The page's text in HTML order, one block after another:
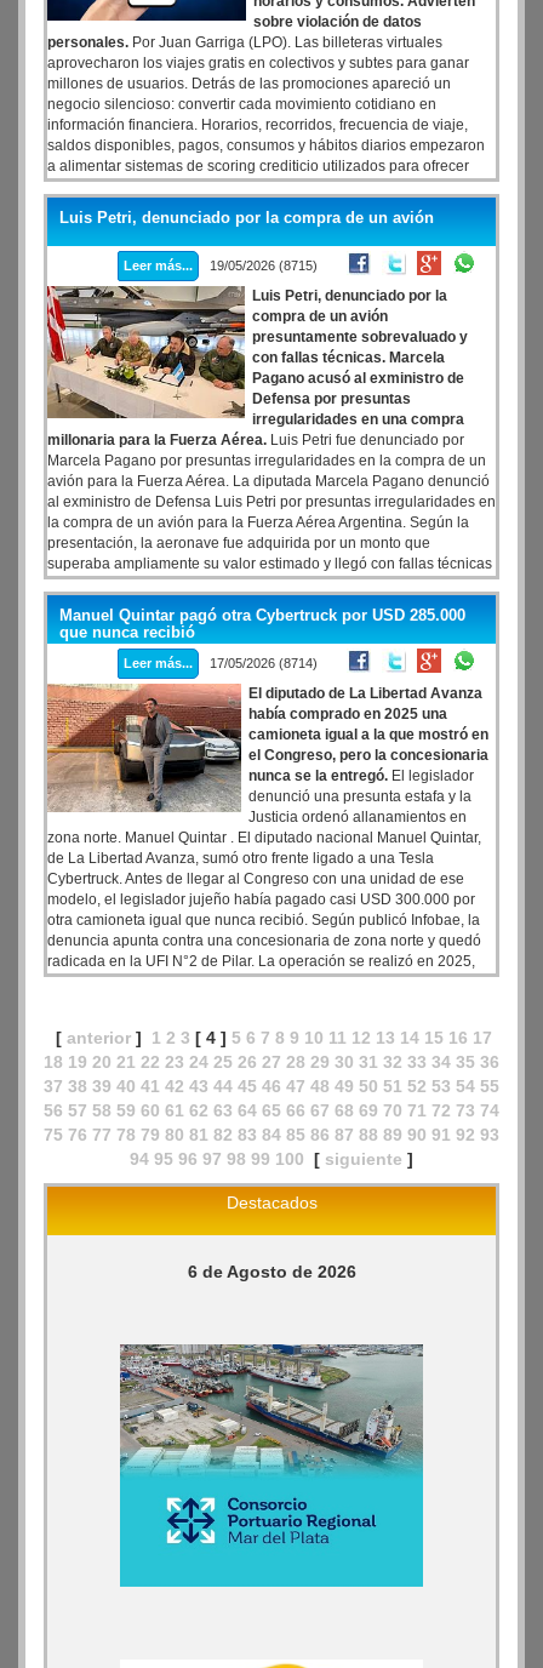
sobre violación de datos
personales. Por Juan Garriga (LPO). Las billeteras virtuales
aprovecharon los viajes gratis en colectivos y subtes para ganar
millones de usuarios. Detrás de las promociones apareció un
negocio silencioso: convertir cada movimiento cotidiano en
información financiera. Horarios, recorridos, frecuencia de viaje,
saldos disponibles, pagos, consumos y hábitos diarios empezaron
a alimentar sistemas de scoring crediticio utilizados para ofrecer
préstamos, ajustar límites y medir riesgo. Empresas como Mercado
Pago, Uala y Naranja X, lanzaron promociones muy agresivas de
viajes gratis en transporte público si se usaban las aplicaciones. La
apuesta parecía irracional desde lo económico, pero no lo era.
Luis Petri, denunciado por la compra de un avión
Leer más... 19/05/2026 (8715)
Luis Petri, denunciado por la
compra de un avión
presuntamente sobrevaluado y
con fallas técnicas. Marcela
Pagano acusó al exministro de
Defensa por presuntas
irregularidades en una compra
millonaria para la Fuerza Aérea. Luis Petri fue denunciado por
Marcela Pagano por presuntas irregularidades en la compra de un
avión para la Fuerza Aérea. La diputada Marcela Pagano denunció
al exministro de Defensa Luis Petri por presuntas irregularidades en
la compra de un avión para la Fuerza Aérea Argentina. Según la
presentación, la aeronave fue adquirida por un monto que
superaba ampliamente su valor estimado y llegó con fallas técnicas
registradas por la propia fuerza. La denuncia, radicada en la
Justicia Federal, también alcanza a funcionarios del Ministerio de
Defensa y militares que habrían intervenido en la operación.
Manuel Quintar pagó otra Cybertruck por USD 285.000
que nunca recibió
Leer más... 17/05/2026 (8714)
El diputado de La Libertad Avanza
había comprado en 2025 una
camioneta igual a la que mostró en
el Congreso, pero la concesionaria
nunca se la entregó. El legislador
denunció una presunta estafa y la
Justicia ordenó allanamientos en
zona norte. Manuel Quintar . El diputado nacional Manuel Quintar,
de La Libertad Avanza, sumó otro frente ligado a una Tesla
Cybertruck. Antes de llegar al Congreso con una unidad de ese
modelo, el legislador jujeño había pagado casi USD 300.000 por
otra camioneta igual que nunca recibió. Según publicó Infobae, la
denuncia apunta contra una concesionaria de zona norte y quedó
radicada en la UFI N°2 de Pilar. La operación se realizó en 2025,
cuando Quintar fue a un local de Pilar para comprar una Cybertruck
[ anterior ] 1 2 3 [ 4 ] 5 6 7 8 9 10 11 12 13 14 15 16 17
18 19 20 21 22 23 24 25 26 27 28 29 30 31 32 33 34 35 36
37 38 39 40 41 42 43 44 45 46 47 48 49 50 51 52 53 54 55
56 57 58 59 60 61 62 63 64 65 66 67 68 69 70 71 72 73 74
75 76 77 78 79 80 81 82 83 84 85 86 87 88 89 90 91 92 93
94 95 96 97 98 99 100 [ siguiente ]
Destacados
6 de Agosto de 2026